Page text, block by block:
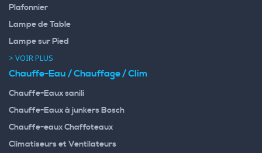
Plafonnier
Lampe de Table
Lampe sur Pied
> VOIR PLUS
Chauffe-Eau / Chauffage / Clim
Chauffe-Eaux sanili
Chauffe-Eaux à junkers Bosch
Chauffe-eaux Chaffoteaux
Climatiseurs et Ventilateurs